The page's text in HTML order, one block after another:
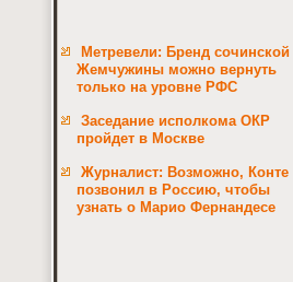
Метревели: Бренд сочинской
Жемчужины можно вернуть
только на уровне РФС
Заседание исполкома ОКР
пройдет в Москве
Журналист: Возможно, Конте
позвонил в Россию, чтобы
узнать о Марио Фернандесе